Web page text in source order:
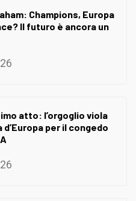
Champions, Europa
Il futuro è ancora un
atto: l’orgoglio viola
d’Europa per il congedo